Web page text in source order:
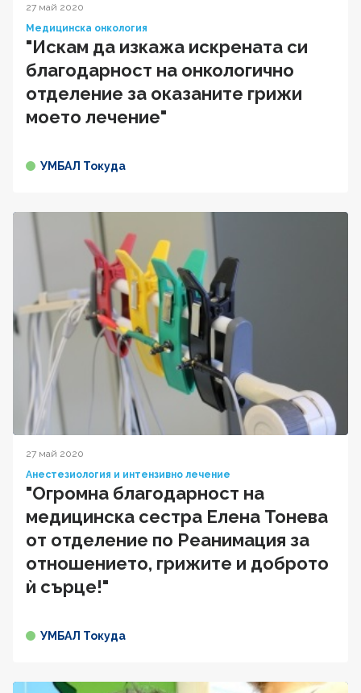
27 май 2020
Медицинска онкология
"Искам да изкажа искрената си
благодарност на онкологично
отделение за оказаните грижи
моето лечение"
УМБАЛ Токуда
27 май 2020
Анестезиология и интензивно лечение
"Огромна благодарност на
медицинска сестра Елена Тонева
от отделение по Реанимация за
отношението, грижите и доброто
ѝ сърце!"
УМБАЛ Токуда